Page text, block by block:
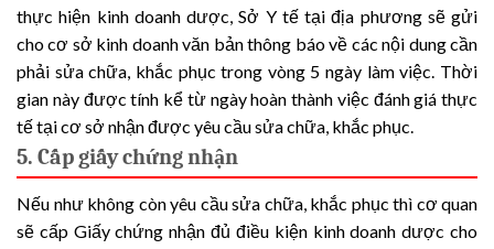
thực hiện kinh doanh dược, Sở Y tế tại địa phương sẽ gửi
cho cơ sở kinh doanh văn bản thông báo về các nội dung cần
phải sửa chữa, khắc phục trong vòng 5 ngày làm việc. Thời
gian này được tính kể từ ngày hoàn thành việc đánh giá thực
tế tại cơ sở nhận được yêu cầu sửa chữa, khắc phục.
5. Cấp giấy chứng nhận
Nếu như không còn yêu cầu sửa chữa, khắc phục thì cơ quan
sẽ cấp Giấy chứng nhận đủ điều kiện kinh doanh dược cho